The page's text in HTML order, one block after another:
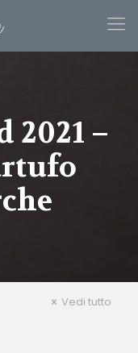
2021 –
Vedi tutto